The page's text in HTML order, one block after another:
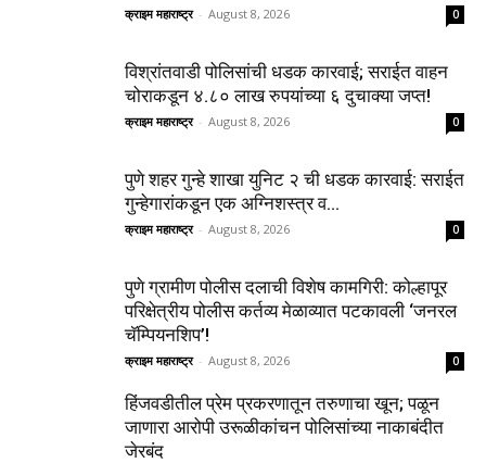
क्राइम महाराष्ट्र - August 8, 2026 0
विश्रांतवाडी पोलिसांची धडक कारवाई; सराईत वाहन
चोराकडून ४.८० लाख रुपयांच्या ६ दुचाक्या जप्त!
क्राइम महाराष्ट्र - August 8, 2026 0
पुणे शहर गुन्हे शाखा युनिट २ ची धडक कारवाई: सराईत
गुन्हेगारांकडून एक अग्निशस्त्र व...
क्राइम महाराष्ट्र - August 8, 2026 0
पुणे ग्रामीण पोलीस दलाची विशेष कामगिरी: कोल्हापूर
परिक्षेत्रीय पोलीस कर्तव्य मेळाव्यात पटकावली ‘जनरल
चॅम्पियनशिप’!
क्राइम महाराष्ट्र - August 8, 2026 0
हिंजवडीतील प्रेम प्रकरणातून तरुणाचा खून; पळून
जाणारा आरोपी उरूळीकांचन पोलिसांच्या नाकाबंदीत
जेरबंद